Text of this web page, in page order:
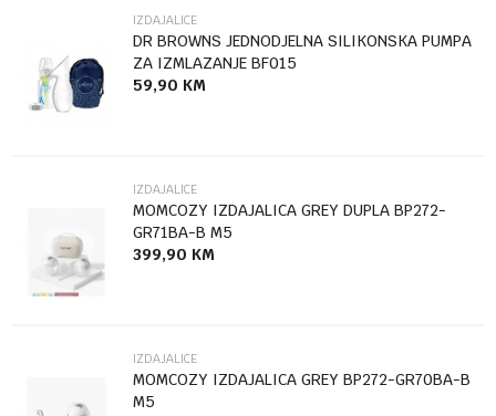
Poruka
Anti-spam zaštita - izračunajte koliko je 2 + 3 :
IZDAJALICE
DR BROWNS JEDNODJELNA SILIKONSKA PUMPA
ZA IZMLAZANJE BF015
59,90 KM
IZDAJALICE
MOMCOZY IZDAJALICA GREY DUPLA BP272-
GR71BA-B M5
399,90 KM
IZDAJALICE
MOMCOZY IZDAJALICA GREY BP272-GR70BA-B
M5